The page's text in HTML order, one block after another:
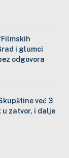
i glumci
odgovora
već 3
u zatvor, i dalje